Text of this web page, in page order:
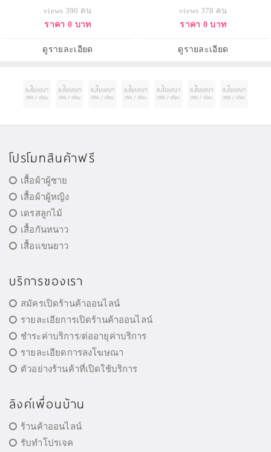
views 390 คน
ราคา 0 บาท
ดูรายละเอียด
views 378 คน
ราคา 0 บาท
ดูรายละเอียด
โปรโมทสินค้าฟรี
เสื้อผ้าผู้ชาย
เสื้อผ้าผู้หญิง
เดรสลูกไม้
เสื้อกันหนาว
เสื้อแขนยาว
บริการของเรา
สมัครเปิดร้านค้าออนไลน์
รายละเอียการเปิดร้านค้าออนไลน์
ชำระค่าบริการ/ต่ออายุค่าบริการ
รายละเอียดการลงโฆษณา
ตัวอย่างร้านค้าที่เปิดใช้บริการ
ลิงค์เพื่อนบ้าน
ร้านค้าออนไลน์
รับทำโปรเจค